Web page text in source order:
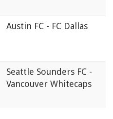
Austin FC - FC Dallas
Seattle Sounders FC -
Vancouver Whitecaps